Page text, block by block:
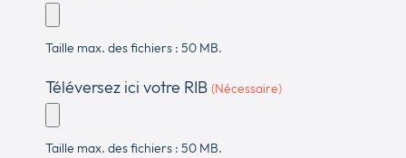
Taille max. des fichiers : 50 MB.
Téléversez ici votre RIB (Nécessaire)
Taille max. des fichiers : 50 MB.